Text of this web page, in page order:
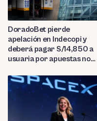
DoradoBet pierde
apelación en Indecopi y
deberá pagar S/14,850 a
usuaria por apuestas no